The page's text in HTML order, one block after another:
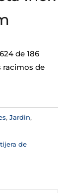
de 186
racimos de
,Jardin,
tijera de